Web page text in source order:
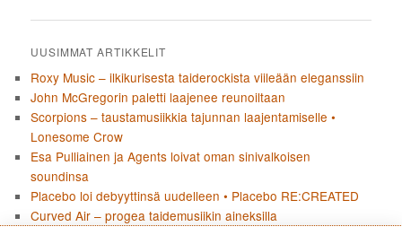
UUSIMMAT ARTIKKELIT
Roxy Music – ilkikurisesta taiderockista viileään eleganssiin
John McGregorin paletti laajenee reunoiltaan
Scorpions – taustamusiikkia tajunnan laajentamiselle •
Lonesome Crow
Esa Pulliainen ja Agents loivat oman sinivalkoisen
soundinsa
Placebo loi debyyttinsä uudelleen • Placebo RE:CREATED
Curved Air – progea taidemusiikin aineksilla